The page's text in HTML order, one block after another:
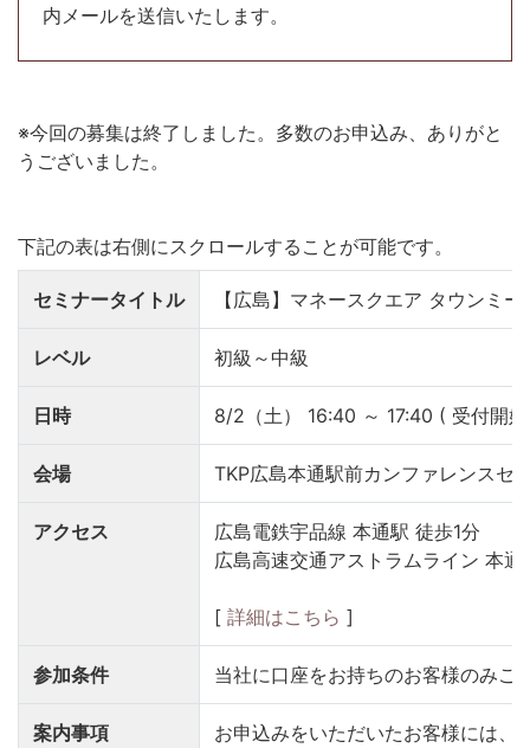
内メールを送信いたします。
※今回の募集は終了しました。多数のお申込み、ありがと
うございました。
セミナータイトル 【広島】マネースクエア タウンミ
レベル 初級～中級
日時 8/2（土） 16:40 ～ 17:40 ( 受付開
会場 TKP広島本通駅前カンファレンスセ
アクセス
広島電鉄宇品線 本通駅 徒歩1分
広島高速交通アストラムライン 本
[ 詳細はこちら ]
参加条件 当社に口座をお持ちのお客様のみご
案内事項 お申込みをいただいたお客様には、